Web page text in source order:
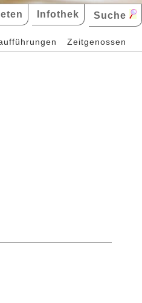
Infothek Suche
Zeitgenossen